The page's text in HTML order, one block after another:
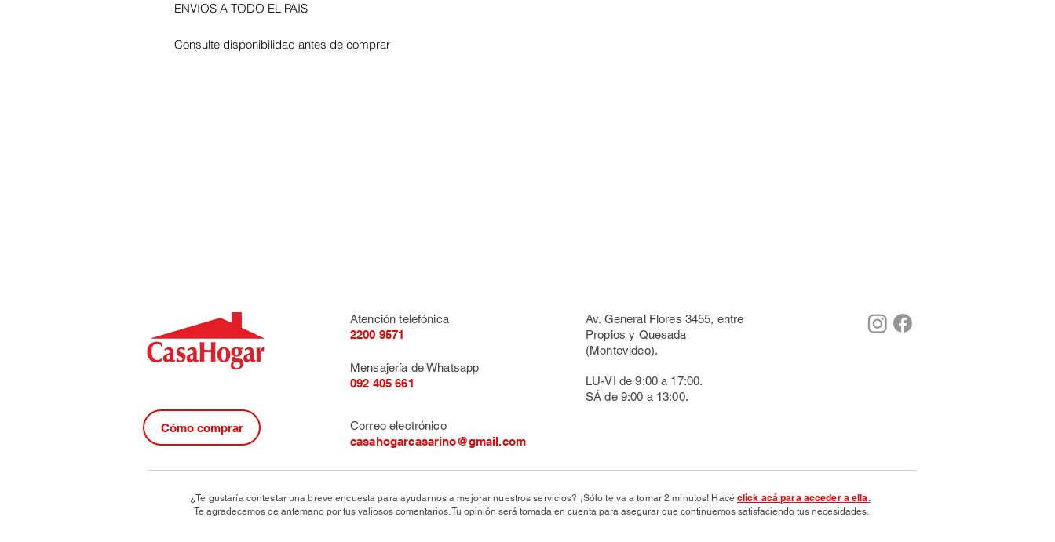
ENVIOS A TODO EL PAIS
Consulte disponibilidad antes de comprar
Atención telefónica
2200 9571
Mensajería de Whatsapp
092 405 661
Av. General Flores 3455, entre
Propios y Quesada
(Montevideo).
LU-VI de 9:00 a 17:00.
SÁ de 9:00 a 13:00.
Correo electrónico
casahogarcasarino@gmail.com
¿Te gustaría contestar una breve encuesta para ayudarnos a mejorar nuestros servicios? ¡Sólo te va a tomar 2 minutos! Hacéclick acá para acceder a ella.
Te agradecemos de antemano por tus valiosos comentarios. Tu opinión será tomada en cuenta para asegurar que continuemos satisfaciendo tus necesidades.
Cómo comprar